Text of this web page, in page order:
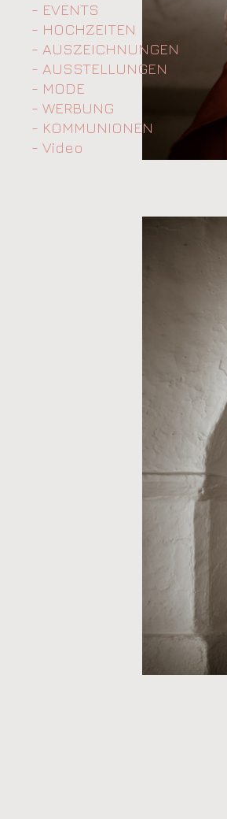
- EVENTS
- HOCHZEITEN
- AUSZEICHNUNGEN
- AUSSTELLUNGEN
- MODE
- WERBUNG
- KOMMUNIONEN
- Video